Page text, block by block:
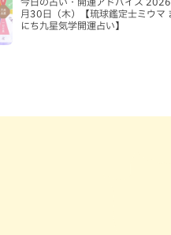
月30日（木）【琉球鑑定士ミウマ
にち九星気学開運占い】